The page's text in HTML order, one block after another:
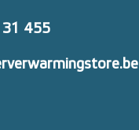
31 455